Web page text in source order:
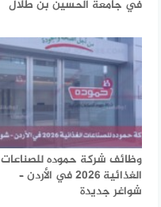
في جامعة الحسين بن طلال
وظائف شركة حموده للصناعات
الغذائية 2026 في الأردن –
شواغر جديدة